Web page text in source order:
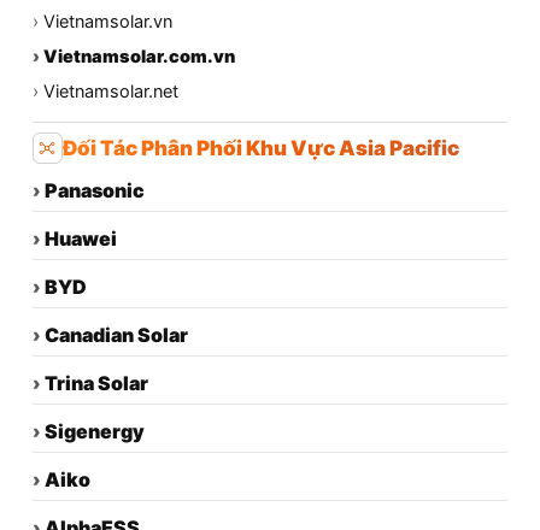
› Vietnamsolar.vn
› Vietnamsolar.com.vn
› Vietnamsolar.net
Đối Tác Phân Phối Khu Vực Asia Pacific
› Panasonic
› Huawei
› BYD
› Canadian Solar
› Trina Solar
› Sigenergy
› Aiko